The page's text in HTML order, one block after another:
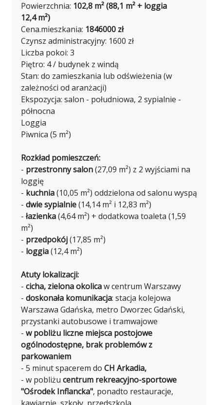
Powierzchnia: 102,8 m² (88,1 m² + loggia
12,4 m²)
Cena.mieszkania: 1846000 zł
Czynsz administracyjny: 1600 zł
Liczba pokoi: 3
Piętro: 4 / budynek z windą
Stan: do zamieszkania lub odświeżenia (w
zależności od aranżacji)
Ekspozycja: salon - południowa, 2 sypialnie -
północna
Loggia
Piwnica (5 m²)
Rozkład pomieszczeń:
- przestronny salon(27,09 m²) z 2 wyjściami na
loggię
- kuchnia(10,05 m²) oddzielona od salonu wyspą
- dwie sypialnie(14,14 m² i 12,83 m²)
- łazienka(4,64 m²) + dodatkowa toaleta (1,59
m²)
- przedpokój(17,85 m²)
- loggia(12,4 m²)
Atuty lokalizacji:
- cicha, zielona okolicaw centrum Warszawy
- doskonała komunikacja: stacja kolejowa
Warszawa Gdańska, metro Dworzec Gdański,
przystanki autobusowe i tramwajowe
- w pobliżu liczne miejsca postojowe
ogólnodostępne, brak problemów z
parkowaniem
- 5 minut spacerem do CH Arkadia,
- w pobliżu centrum rekreacyjno-sportowe
"Ośrodek Inflancka", ponadto restauracje,